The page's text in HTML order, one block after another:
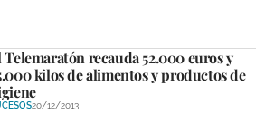
Telemaratón recauda 52.000 euros y
kilos de alimentos y productos de
20/12/2013